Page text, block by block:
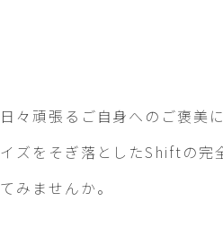
日々頑張るご自身へのご褒美
イズをそぎ落としたShiftの完
てみませんか。